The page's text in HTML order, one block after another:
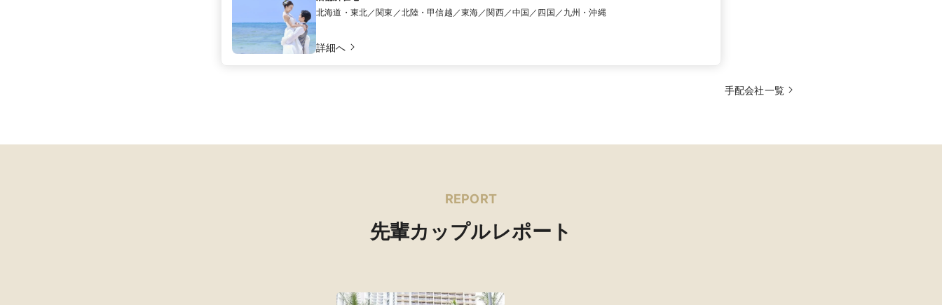
北海道・東北／関東／北陸・甲信越／東海／関西／中国／四国／九州・沖縄
詳細へ
手配会社一覧
REPORT
先輩カップルレポート